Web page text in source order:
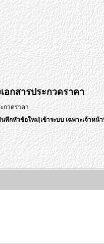
อกสารประกวดราคา
กวดราคา
ทึกหัวข้อใหม่|เข้าระบบ เฉพาะเจ้าหน้